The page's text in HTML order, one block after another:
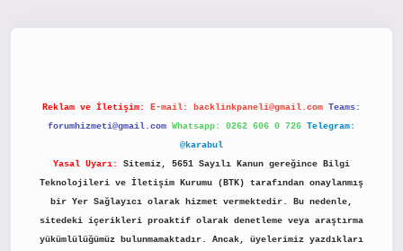
Reklam ve İletişim: E-mail: backlinkpaneli@gmail.com Teams:
forumhizmeti@gmail.com Whatsapp: 0262 606 0 726 Telegram:
@karabul
Yasal Uyarı:
Sitemiz, 5651 Sayılı Kanun gereğince Bilgi
Teknolojileri ve İletişim Kurumu (BTK) tarafından onaylanmış
bir Yer Sağlayıcı olarak hizmet vermektedir. Bu nedenle,
sitedeki içerikleri proaktif olarak denetleme veya araştırma
yükümlülüğümüz bulunmamaktadır. Ancak, üyelerimiz yazdıkları